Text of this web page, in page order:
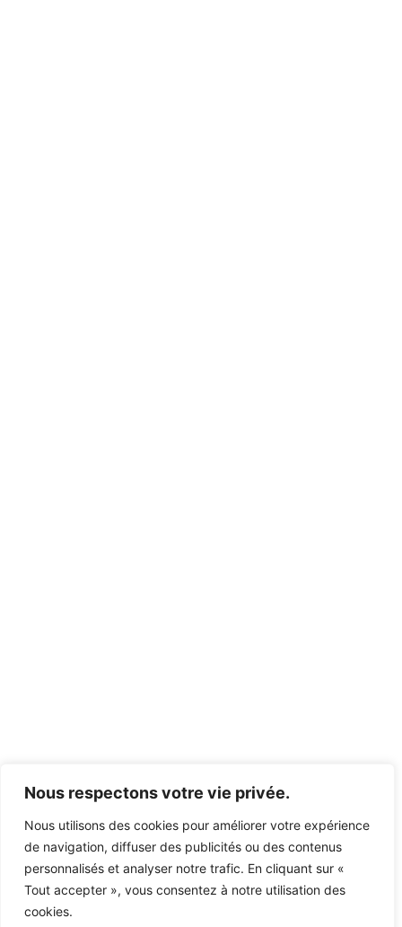
Nous respectons votre vie privée.
Nous utilisons des cookies pour améliorer votre expérience
de navigation, diffuser des publicités ou des contenus
personnalisés et analyser notre trafic. En cliquant sur «
Tout accepter », vous consentez à notre utilisation des
cookies.